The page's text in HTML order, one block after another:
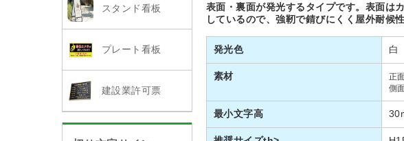
スタンド看板
プレート看板
建設業許可票
表面・裏面が発光するタイプです。表面は
しているので、強靭で錆びにくく屋外耐候
発光色 白
素材
正
側
最小文字高